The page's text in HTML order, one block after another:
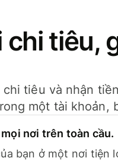
tiêu,
tiêu và nhận
một tài khoản,
nơi trên toàn cầu.
bạn ở một nơi tiện